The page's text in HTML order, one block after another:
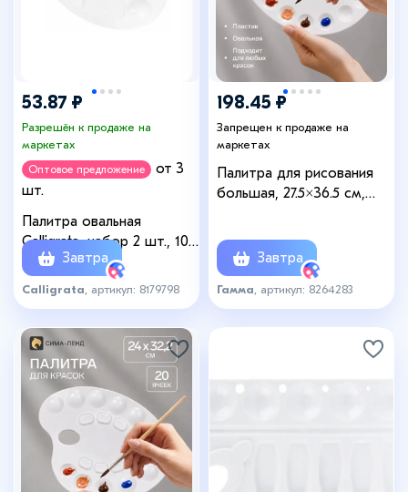
53.87 ₽
Разрешён к продаже на
маркетах
Оптовое предложение
от 3
шт.
Палитра овальная
Calligrata, набор 2 шт., 10
ячеек Завтра
Calligrata , артикул: 8179798
198.45 ₽
Запрещен к продаже на
маркетах
Палитра для рисования
большая, 27.5×36.5 см,
Завтра
Гамма , артикул: 8264283